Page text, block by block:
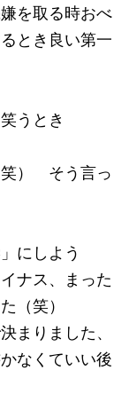
を取る時おべ
とき良い第一
うとき
笑） そう言っ
にしよう
ナス、まった
（笑）
まりました、
なくていい後